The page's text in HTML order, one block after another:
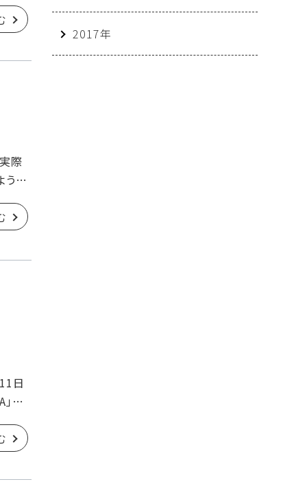
際
う意
日
第
2017年